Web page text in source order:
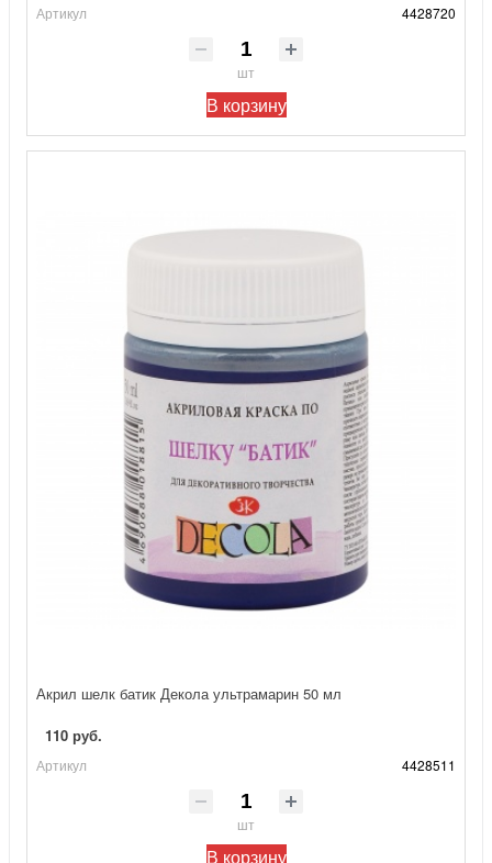
Артикул 4428720
шт
В корзину
Акрил шелк батик Декола ультрамарин 50 мл
110 руб.
Артикул 4428511
шт
В корзину